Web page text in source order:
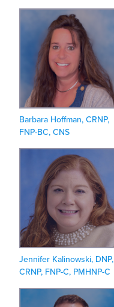
Barbara Hoffman, CRNP,
FNP-BC, CNS
Jennifer Kalinowski, DNP,
CRNP, FNP-C, PMHNP-C